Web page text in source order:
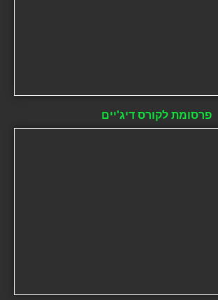
פרסומת לקורס דיג'יים